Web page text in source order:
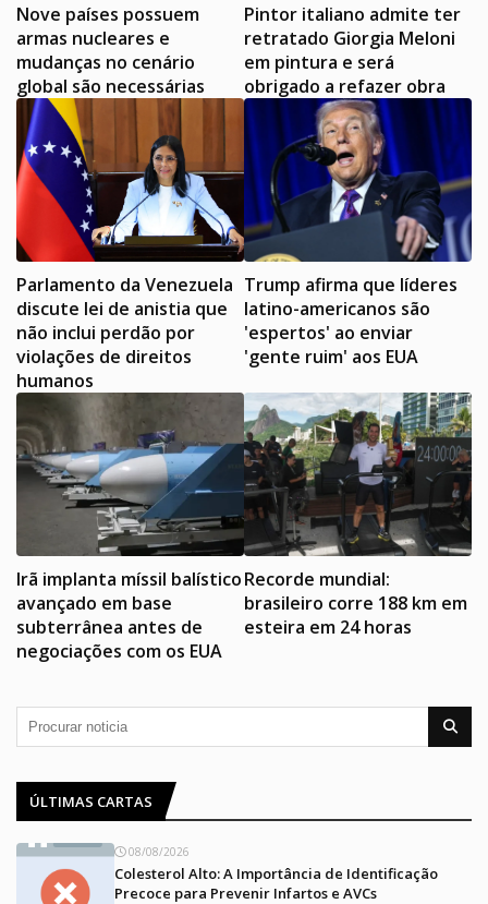
Nove países possuem
armas nucleares e
mudanças no cenário
global são necessárias
Pintor italiano admite ter
retratado Giorgia Meloni
em pintura e será
obrigado a refazer obra
Parlamento da Venezuela
discute lei de anistia que
não inclui perdão por
violações de direitos
humanos
Trump afirma que líderes
latino-americanos são
'espertos' ao enviar
'gente ruim' aos EUA
Irã implanta míssil balístico
avançado em base
subterrânea antes de
negociações com os EUA
Recorde mundial:
brasileiro corre 188 km em
esteira em 24 horas
ÚLTIMAS CARTAS
08/08/2026
Colesterol Alto: A Importância de Identificação
Precoce para Prevenir Infartos e AVCs